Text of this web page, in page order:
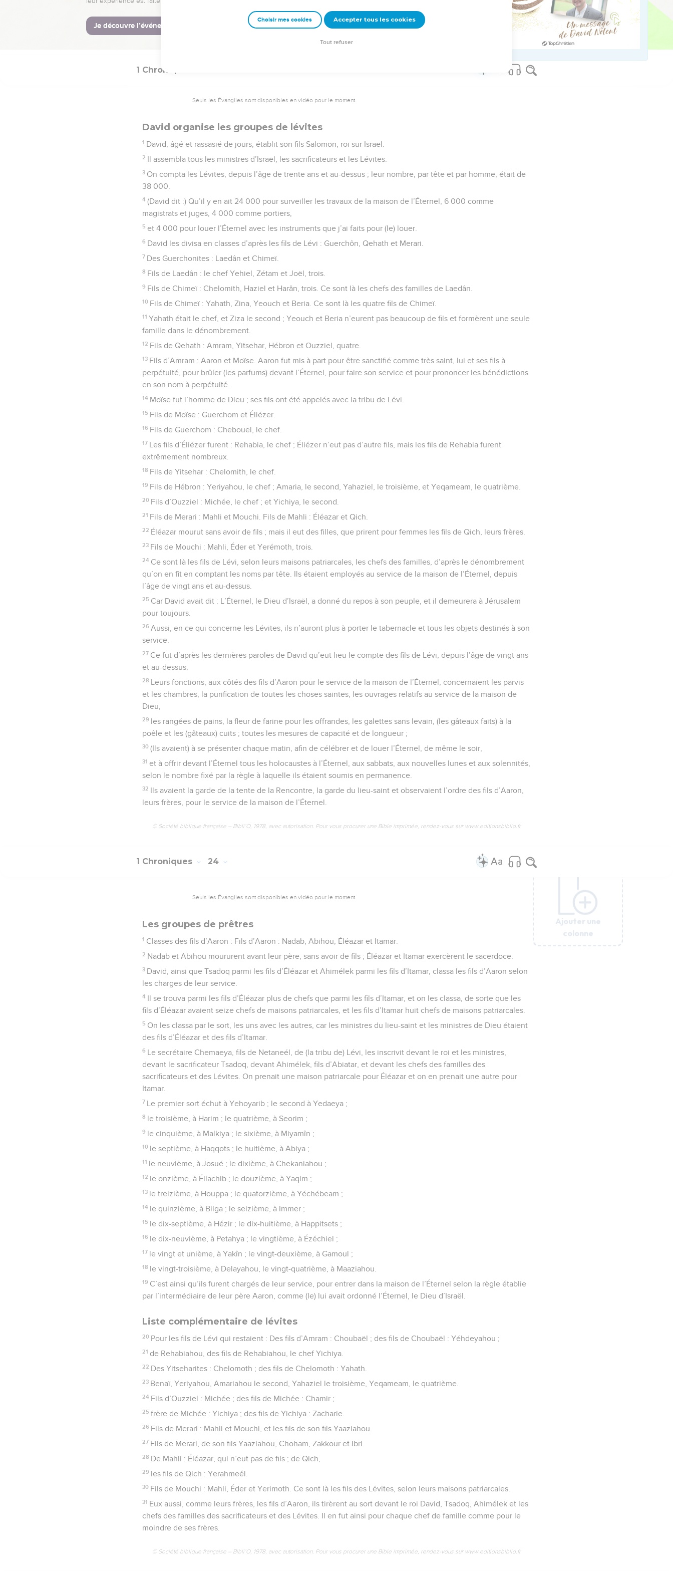
la maison qui sera bâtie au nom de l’Éternel.
© Société biblique française – Bibli’O, 1978, avec autorisation. Pour vous procurer une Bible imprimée, rendez-vous sur www.editionsbiblio.fr
Ajouter une
colonne
1 Chroniques
Seuls les Évangiles sont disponibles en vidéo pour le moment.
David organise les groupes de lévites
1 David, âgé et rassasié de jours, établit son fils Salomon, roi sur Israël.
2 Il assembla tous les ministres d’Israël, les sacrificateurs et les Lévites.
3 On compta les Lévites, depuis l’âge de trente ans et au-dessus ; leur nombre, par tête et par homme, était de
38 000.
4 (David dit :) Qu’il y en ait 24 000 pour surveiller les travaux de la maison de l’Éternel, 6 000 comme
magistrats et juges, 4 000 comme portiers,
5 et 4 000 pour louer l’Éternel avec les instruments que j’ai faits pour (le) louer.
6 David les divisa en classes d’après les fils de Lévi : Guerchôn, Qehath et Merari.
7 Des Guerchonites : Laedân et Chimeï.
8 Fils de Laedân : le chef Yehiel, Zétam et Joël, trois.
9 Fils de Chimeï : Chelomith, Haziel et Harân, trois. Ce sont là les chefs des familles de Laedân.
10 Fils de Chimeï : Yahath, Zina, Yeouch et Beria. Ce sont là les quatre fils de Chimeï.
11 Yahath était le chef, et Ziza le second ; Yeouch et Beria n’eurent pas beaucoup de fils et formèrent une seule
famille dans le dénombrement.
12 Fils de Qehath : Amram, Yitsehar, Hébron et Ouzziel, quatre.
13 Fils d’Amram : Aaron et Moïse. Aaron fut mis à part pour être sanctifié comme très saint, lui et ses fils à
perpétuité, pour brûler (les parfums) devant l’Éternel, pour faire son service et pour prononcer les bénédictions
en son nom à perpétuité.
14 Moïse fut l’homme de Dieu ; ses fils ont été appelés avec la tribu de Lévi.
15 Fils de Moïse : Guerchom et Éliézer.
16 Fils de Guerchom : Chebouel, le chef.
17 Les fils d’Éliézer furent : Rehabia, le chef ; Éliézer n’eut pas d’autre fils, mais les fils de Rehabia furent
extrêmement nombreux.
18 Fils de Yitsehar : Chelomith, le chef.
19 Fils de Hébron : Yeriyahou, le chef ; Amaria, le second, Yahaziel, le troisième, et Yeqameam, le quatrième.
20 Fils d’Ouzziel : Michée, le chef ; et Yichiya, le second.
21 Fils de Merari : Mahli et Mouchi. Fils de Mahli : Éléazar et Qich.
22 Éléazar mourut sans avoir de fils ; mais il eut des filles, que prirent pour femmes les fils de Qich, leurs frères.
23 Fils de Mouchi : Mahli, Éder et Yerémoth, trois.
24 Ce sont là les fils de Lévi, selon leurs maisons patriarcales, les chefs des familles, d’après le dénombrement
qu’on en fit en comptant les noms par tête. Ils étaient employés au service de la maison de l’Éternel, depuis
l’âge de vingt ans et au-dessus.
25 Car David avait dit : L’Éternel, le Dieu d’Israël, a donné du repos à son peuple, et il demeurera à Jérusalem
pour toujours.
26 Aussi, en ce qui concerne les Lévites, ils n’auront plus à porter le tabernacle et tous les objets destinés à son
service.
27 Ce fut d’après les dernières paroles de David qu’eut lieu le compte des fils de Lévi, depuis l’âge de vingt ans
et au-dessus.
28 Leurs fonctions, aux côtés des fils d’Aaron pour le service de la maison de l’Éternel, concernaient les parvis
et les chambres, la purification de toutes les choses saintes, les ouvrages relatifs au service de la maison de
Dieu,
29 les rangées de pains, la fleur de farine pour les offrandes, les galettes sans levain, (les gâteaux faits) à la
poêle et les (gâteaux) cuits ; toutes les mesures de capacité et de longueur ;
30 (Ils avaient) à se présenter chaque matin, afin de célébrer et de louer l’Éternel, de même le soir,
31 et à offrir devant l’Éternel tous les holocaustes à l’Éternel, aux sabbats, aux nouvelles lunes et aux solennités,
selon le nombre fixé par la règle à laquelle ils étaient soumis en permanence.
32 Ils avaient la garde de la tente de la Rencontre, la garde du lieu-saint et observaient l’ordre des fils d’Aaron,
leurs frères, pour le service de la maison de l’Éternel.
© Société biblique française – Bibli’O, 1978, avec autorisation. Pour vous procurer une Bible imprimée, rendez-vous sur www.editionsbiblio.fr
Ajouter une
colonne
1 Chroniques 24
Seuls les Évangiles sont disponibles en vidéo pour le moment.
Les groupes de prêtres
1 Classes des fils d’Aaron : Fils d’Aaron : Nadab, Abihou, Éléazar et Itamar.
2 Nadab et Abihou moururent avant leur père, sans avoir de fils ; Éléazar et Itamar exercèrent le sacerdoce.
3 David, ainsi que Tsadoq parmi les fils d’Éléazar et Ahimélek parmi les fils d’Itamar, classa les fils d’Aaron selon
les charges de leur service.
4 Il se trouva parmi les fils d’Éléazar plus de chefs que parmi les fils d’Itamar, et on les classa, de sorte que les
fils d’Éléazar avaient seize chefs de maisons patriarcales, et les fils d’Itamar huit chefs de maisons patriarcales.
5 On les classa par le sort, les uns avec les autres, car les ministres du lieu-saint et les ministres de Dieu étaient
des fils d’Éléazar et des fils d’Itamar.
6 Le secrétaire Chemaeya, fils de Netaneél, de (la tribu de) Lévi, les inscrivit devant le roi et les ministres,
devant le sacrificateur Tsadoq, devant Ahimélek, fils d’Abiatar, et devant les chefs des familles des
sacrificateurs et des Lévites. On prenait une maison patriarcale pour Éléazar et on en prenait une autre pour
Itamar.
7 Le premier sort échut à Yehoyarib ; le second à Yedaeya ;
8 le troisième, à Harim ; le quatrième, à Seorim ;
9 le cinquième, à Malkiya ; le sixième, à Miyamîn ;
10 le septième, à Haqqots ; le huitième, à Abiya ;
11 le neuvième, à Josué ; le dixième, à Chekaniahou ;
12 le onzième, à Éliachib ; le douzième, à Yaqim ;
13 le treizième, à Houppa ; le quatorzième, à Yéchébeam ;
14 le quinzième, à Bilga ; le seizième, à Immer ;
15 le dix-septième, à Hézir ; le dix-huitième, à Happitsets ;
16 le dix-neuvième, à Petahya ; le vingtième, à Ézéchiel ;
17 le vingt et unième, à Yakîn ; le vingt-deuxième, à Gamoul ;
18 le vingt-troisième, à Delayahou, le vingt-quatrième, à Maaziahou.
19 C’est ainsi qu’ils furent chargés de leur service, pour entrer dans la maison de l’Éternel selon la règle établie
par l’intermédiaire de leur père Aaron, comme (le) lui avait ordonné l’Éternel, le Dieu d’Israël.
Liste complémentaire de lévites
20 Pour les fils de Lévi qui restaient : Des fils d’Amram : Choubaël ; des fils de Choubaël : Yéhdeyahou ;
21 de Rehabiahou, des fils de Rehabiahou, le chef Yichiya.
22 Des Yitseharites : Chelomoth ; des fils de Chelomoth : Yahath.
23 Benaï, Yeriyahou, Amariahou le second, Yahaziel le troisième, Yeqameam, le quatrième.
24 Fils d’Ouzziel : Michée ; des fils de Michée : Chamir ;
25 frère de Michée : Yichiya ; des fils de Yichiya : Zacharie.
26 Fils de Merari : Mahli et Mouchi, et les fils de son fils Yaaziahou.
27 Fils de Merari, de son fils Yaaziahou, Choham, Zakkour et Ibri.
28 De Mahli : Éléazar, qui n’eut pas de fils ; de Qich,
29 les fils de Qich : Yerahmeél.
30 Fils de Mouchi : Mahli, Éder et Yerimoth. Ce sont là les fils des Lévites, selon leurs maisons patriarcales.
31 Eux aussi, comme leurs frères, les fils d’Aaron, ils tirèrent au sort devant le roi David, Tsadoq, Ahimélek et les
chefs des familles des sacrificateurs et des Lévites. Il en fut ainsi pour chaque chef de famille comme pour le
moindre de ses frères.
© Société biblique française – Bibli’O, 1978, avec autorisation. Pour vous procurer une Bible imprimée, rendez-vous sur www.editionsbiblio.fr
Ajouter une
colonne
Ajouter une
colonne
Ajouter une
colonne
Ajouter une
colonne
Choisir mes cookies Accepter tous les cookies
Tout refuser